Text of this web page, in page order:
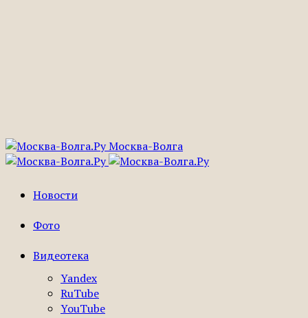
Москва-Волга
Новости
Фото
Видеотека
Yandex
RuTube
YouTube